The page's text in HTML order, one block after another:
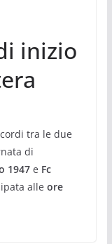
inizio
tra le due
di
1947e Fc
alle ore